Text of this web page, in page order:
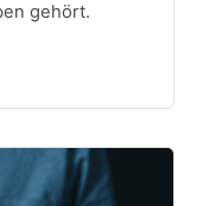
gehört.